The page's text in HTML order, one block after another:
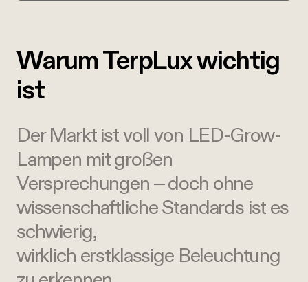
Warum TerpLux wichtig
ist
Der Markt ist voll von LED-Grow-
Lampen mit großen
Versprechungen – doch ohne
wissenschaftliche Standards ist es
schwierig,
wirklich erstklassige Beleuchtung